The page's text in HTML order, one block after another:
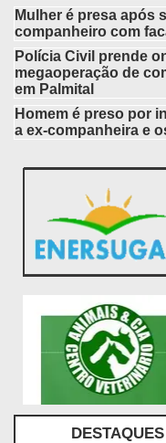
Mulher é presa após
companheiro com
Polícia Civil prende
megaoperação de
em Palmital
Homem é preso por
a ex-companheira e